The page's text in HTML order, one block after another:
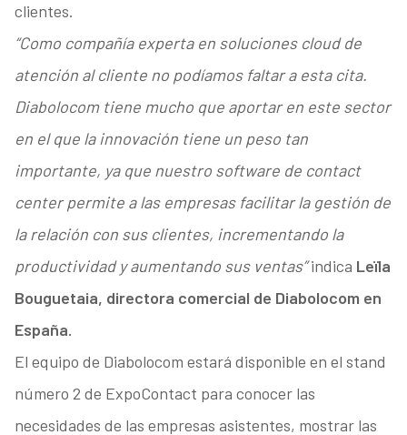
clientes.
“Como compañía experta en soluciones cloud de
atención al cliente no podíamos faltar a esta cita.
Diabolocom tiene mucho que aportar en este sector
en el que la innovación tiene un peso tan
importante, ya que nuestro software de contact
center permite a las empresas facilitar la gestión de
la relación con sus clientes, incrementando la
productividad y aumentando sus ventas”indica Leïla
Bouguetaia, directora comercial de Diabolocom en
España.
El equipo de Diabolocom estará disponible en el stand
número 2 de ExpoContact para conocer las
necesidades de las empresas asistentes, mostrar las